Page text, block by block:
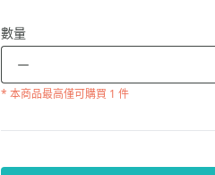
數量
－
* 本商品最高僅可購買 1 件